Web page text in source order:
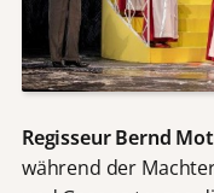
Regisseur Bernd
während der